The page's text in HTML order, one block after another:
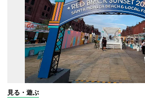
見る・遊ぶ